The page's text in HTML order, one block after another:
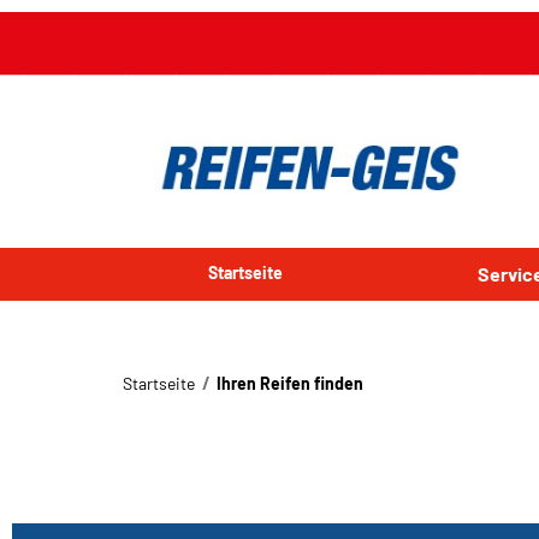
Startseite
Startseite Ihren Reifen finden